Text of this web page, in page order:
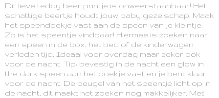
Dit lieve teddy beer printje is onweerstaanbaar! Het
schattige beertje houdt jouw baby gezelschap. Maak
het speendoekje vast aan de speen van je kleintje.
Zo is het speentje vindbaar! Hiermee is zoeken naar
een speen in de box, het bed of de kinderwagen
verleden tijd. Ideaal voor overdag maar zeker ook
voor de nacht. Tip: bevestig in de nacht een glow in
the dark speen aan het doekje vast en je bent klaar
voor de nacht. De beugel van het speentje licht op in
de nacht, dit maakt het zoeken nog makkelijker. Met